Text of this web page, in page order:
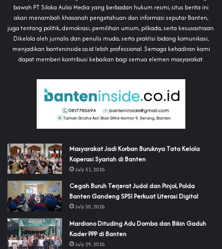
bawah PT Siloka Aulia Media yang berbadan hukum resmi, situs berita ini
akan menambah khasanah pengetahuan dan informasi seputar Banten,
juga tentang politik, demokrasi, pemilihan umum, pilkada, serta kesusastraan.
Dikelola oleh jurnalis dan penulis muda, serta praktisi bidang komunikasi,
menjadikan banteninside.co.id lebih professional. Semoga kehadiran kami
dapat memberi kontribusi kebaikan bagi semua elemen masyarakat.
‎Masyarakat Jadi Korban Buruknya Tata Kelola
Koperasi Syariah di Banten
July 31, 2026
Cegah Buruh Terjerat Judol dan Pinjol, Polda
Banten Gandeng SPSI Perkuat Literasi Digital
July 30, 2026
‎Mardiono Dituding Adu Domba dan Bikin Gaduh
Kader PPP di Banten
July 29, 2026